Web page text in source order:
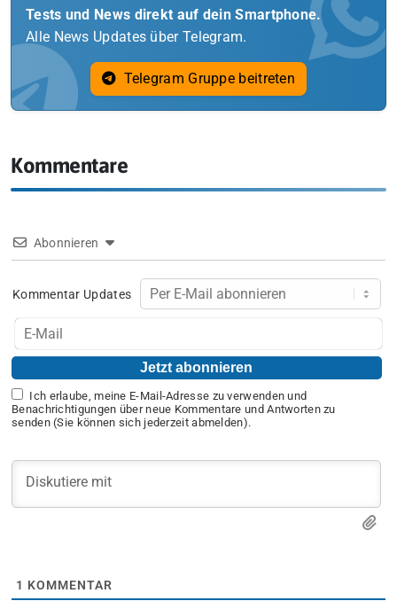
Tests und News direkt auf dein Smartphone.
Alle News Updates über Telegram.
Telegram Gruppe beitreten
Kommentare
Abonnieren
Kommentar Updates
Ich erlaube, meine E-Mail-Adresse zu verwenden und
Benachrichtigungen über neue Kommentare und Antworten zu
senden (Sie können sich jederzeit abmelden).
1 KOMMENTAR